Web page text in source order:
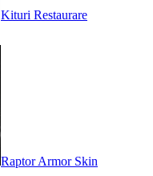
Kituri Restaurare
Raptor Armor Skin